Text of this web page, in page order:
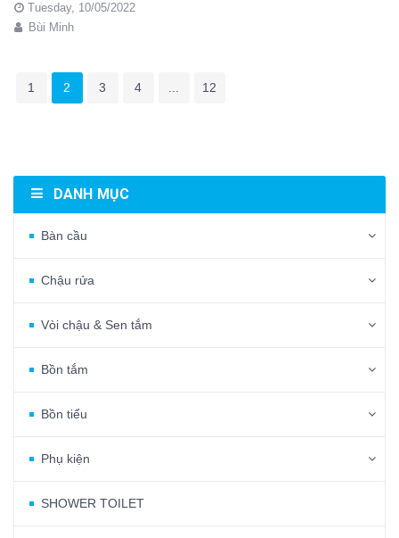
Tuesday, 10/05/2022
Bùi Minh
1 2 3 4 ... 12
DANH MỤC
Bàn cầu
Chậu rửa
Vòi chậu & Sen tắm
Bồn tắm
Bồn tiểu
Phụ kiện
SHOWER TOILET